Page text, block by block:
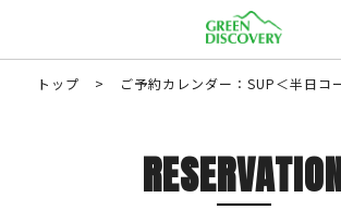
トップ > ご予約カレンダー：SUP＜半日コ